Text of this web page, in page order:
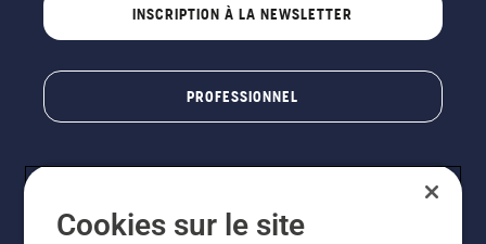
INSCRIPTION À LA NEWSLETTER
PROFESSIONNEL
Cookies sur le site